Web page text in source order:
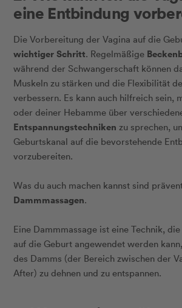
eine Entbindung
Die Vorbereitung der Vagina auf die
wichtiger Schritt. Regelmäßige
während der Schwangerschaft können
Muskeln zu stärken und die Flexibilität
verbessern. Es kann auch hilfreich sein,
oder deiner Hebamme über
Entspannungstechniken zu sprechen,
Geburtskanal auf die bevorstehende
vorzubereiten.
Was du auch machen kannst sind
Dammmassagen.
Eine Dammmassage ist eine Technik,
auf die Geburt angewendet werden
des Damms (der Bereich zwischen der
After) zu dehnen und zu entspannen.